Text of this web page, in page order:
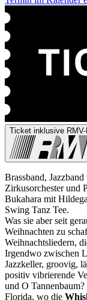
Ticket inklusive
Brassband,
Zirkusorchester und
Bukahara mit
Swing Tanz Tee.
Was sie aber seit
Weihnachten zu
Weihnachtsliedern,
Irgendwo zwischen
Jazzkeller, groovig,
positiv vibrierende
und O
Florida, wo die